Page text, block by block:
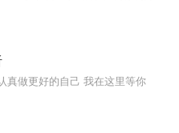
真做更好的自己 我在这里等你